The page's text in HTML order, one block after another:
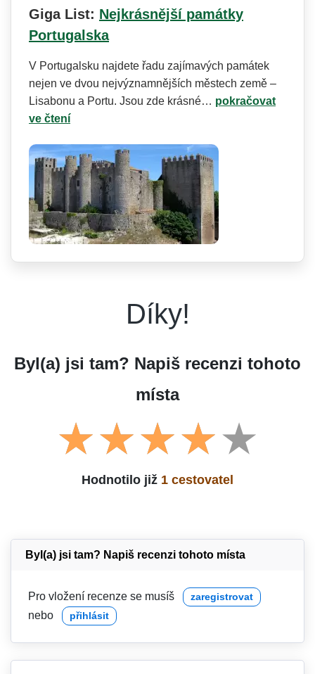
Giga List: Nejkrásnější památky
Portugalska
V Portugalsku najdete řadu zajímavých památek
nejen ve dvou nejvýznamnějších městech země –
Lisabonu a Portu. Jsou zde krásné… pokračovat
ve čtení
Díky!
Byl(a) jsi tam? Napiš recenzi tohoto
místa
Hodnotilo již 1 cestovatel
Byl(a) jsi tam? Napiš recenzi tohoto místa
Pro vložení recenze se musíš zaregistrovat
nebo přihlásit